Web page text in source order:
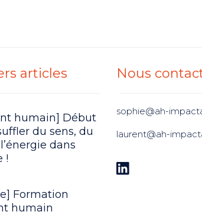
articles
humain] Début
du sens, du
dans
!
Formation
humain
Nous
sophie@ah-
laurent@ah-